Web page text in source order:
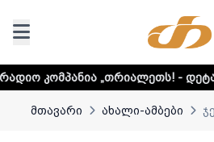
- დეტალური
მთავარი ახალი-ამბები